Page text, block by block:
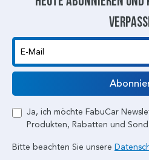
E-Mail
Ja, ich möchte FabuCar
Produkten, Rabatten und
Bitte beachten Sie unsere